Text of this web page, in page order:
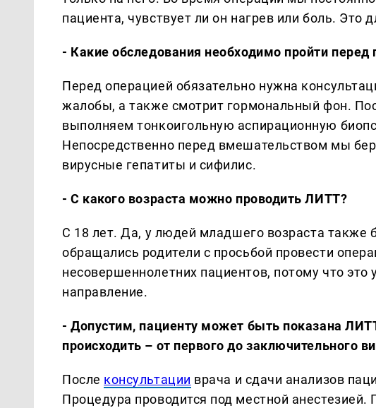
пациента, чувствует ли он нагрев или боль.
- Какие обследования необходимо пройти
Перед операцией обязательно нужна
жалобы, а также смотрит гормональный фон.
выполняем тонкоигольную аспирационную
Непосредственно перед вмешательством мы
вирусные гепатиты и сифилис.
- С какого возраста можно проводить ЛИТТ?
С 18 лет. Да, у людей младшего возраста
обращались родители с просьбой провести
несовершеннолетних пациентов, потому что это
направление.
- Допустим, пациенту может быть показана
происходить – от первого до заключительного
После консультации врача и сдачи анализов
Процедура проводится под местной